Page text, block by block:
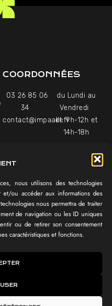
nous utilisons des technologies
ou accéder aux informations des
nous permettra de traiter
de navigation ou les ID uniques
ou de retirer son consentement
caractéristiques et fonctions.
COORDONNÉES
03 26 85 06
34
contact@impaakt.fr
du Lundi au
Vendredi
de 9h-12h et
14h-18h
vous
vidéo
GROUP®
digital